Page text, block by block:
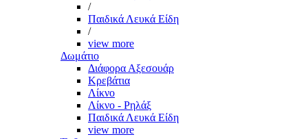
/
Παιδικά Λευκά Είδη
/
view more
Δωμάτιο
Διάφορα Αξεσουάρ
Κρεβάτια
Λίκνο
Λίκνο - Ρηλάξ
Παιδικά Λευκά Είδη
view more